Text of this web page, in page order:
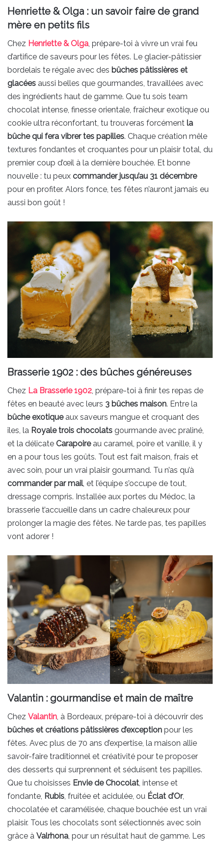
Henriette & Olga : un savoir faire de grand
mère en petits fils
Chez Henriette & Olga, prépare-toi à vivre un vrai feu
d’artifice de saveurs pour les fêtes. Le glacier-pâtissier
bordelais te régale avec des bûches pâtissières et
glacées aussi belles que gourmandes, travaillées avec
des ingrédients haut de gamme. Que tu sois team
chocolat intense, finesse orientale, fraîcheur exotique ou
cookie ultra réconfortant, tu trouveras forcément la
bûche qui fera vibrer tes papilles. Chaque création mêle
textures fondantes et croquantes pour un plaisir total, du
premier coup d’œil à la dernière bouchée. Et bonne
nouvelle : tu peux commander jusqu’au 31 décembre
pour en profiter. Alors fonce, tes fêtes n’auront jamais eu
aussi bon goût !
Brasserie 1902 : des bûches généreuses
Chez La Brasserie 1902, prépare-toi à finir tes repas de
fêtes en beauté avec leurs 3 bûches maison. Entre la
bûche exotiqueaux saveurs mangue et croquant des
îles, la Royale trois chocolats gourmande avec praliné,
et la délicate Carapoireau caramel, poire et vanille, il y
en a pour tous les goûts. Tout est fait maison, frais et
avec soin, pour un vrai plaisir gourmand. Tu n’as qu’à
commander par mail, et l’équipe s’occupe de tout,
dressage compris. Installée aux portes du Médoc, la
brasserie t’accueille dans un cadre chaleureux pour
prolonger la magie des fêtes. Ne tarde pas, tes papilles
vont adorer !
Valantin : gourmandise et main de maître
Chez Valantin , à Bordeaux, prépare-toi à découvrir des
bûches et créations pâtissières d’exception pour les
fêtes. Avec plus de 70 ans d’expertise, la maison allie
savoir-faire traditionnel et créativité pour te proposer
des desserts qui surprennent et séduisent tes papilles.
Que tu choisisses Envie de Chocolat , intense et
fondante, Rubis , fruitée et acidulée, ou Éclat d’Or,
chocolatée et caramélisée, chaque bouchée est un vrai
plaisir. Tous les chocolats sont sélectionnés avec soin
grâce à Valrhona , pour un résultat haut de gamme. Les